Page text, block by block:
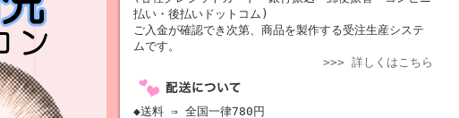
払い・後払いドットコム)
ご入金が確認でき次第、商品を製作する受注生産システ
ムです。
>>> 詳しくはこちら
◆送料 ⇒ 全国一律780円